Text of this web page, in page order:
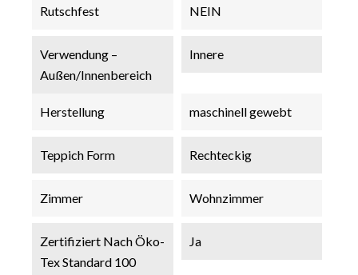
Rutschfest NEIN
Verwendung –
Außen/Innenbereich
Innere
Herstellung maschinell gewebt
Teppich Form Rechteckig
Zimmer Wohnzimmer
Zertifiziert Nach Öko-
Tex Standard 100
Ja